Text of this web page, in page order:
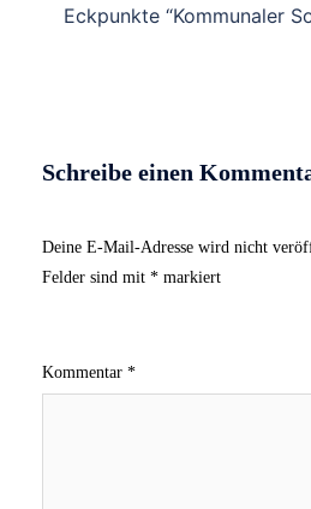
Eckpunkte “Kommunaler
Schreibe einen
Deine E-Mail-Adresse wird nicht
Felder sind mit * markiert
Kommentar *